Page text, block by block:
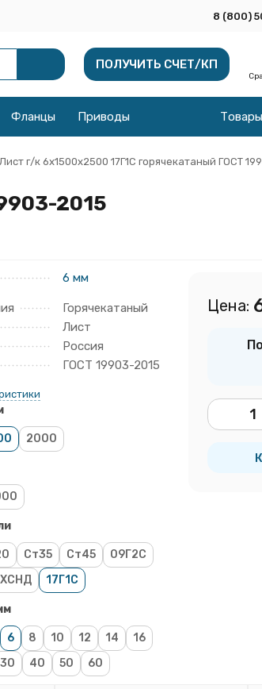
8 (800)
ПОЛУЧИТЬ СЧЕТ/КП
Фланцы Приводы
г/к 6х1500x2500 17Г1С горячекатаный ГОСТ
2015
6 мм
Горячекатаный
Лист
Россия
ГОСТ 19903-2015
2000
Ст35 Ст45
09Г2С
17Г1С
6 8 10 12 14
16
30 40 50 60
Цена: